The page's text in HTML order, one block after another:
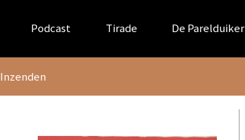
Podcast Tirade De Parelduiker
Inzenden